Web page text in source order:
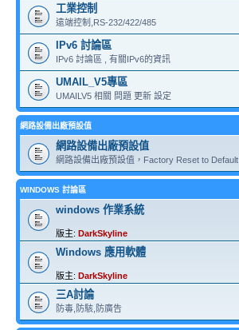
工業控制
遠端控制,RS-232/422/485
IPv6 討論區
IPv6 討論區 , 有關IPv6的資訊
UMAIL_V5專區
UMAILV5 相關 問題 更新 設定
網路設備出廠預設值
網路設備出廠預設值
網路設備出廠預設值，Factory Reset to
WINDOWS 討論區
windows 作業系統
版主: DarkSkyline
Windows 應用軟體
版主: DarkSkyline
三A討論
防毒,防駭,防廣告